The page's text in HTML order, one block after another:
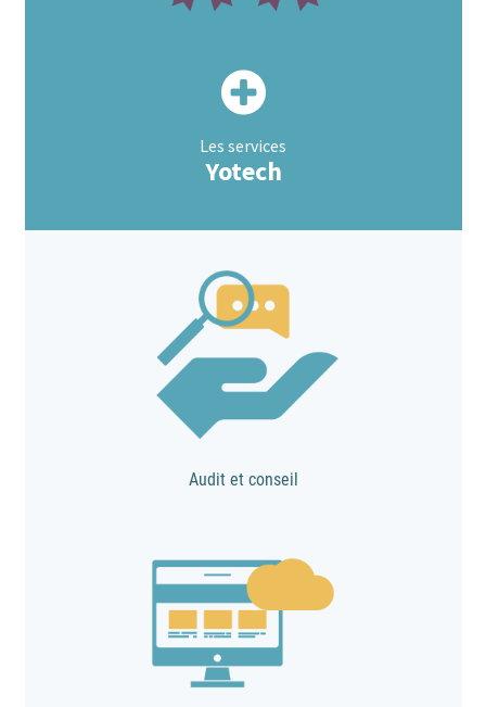
Les services
Yotech
Audit et conseil